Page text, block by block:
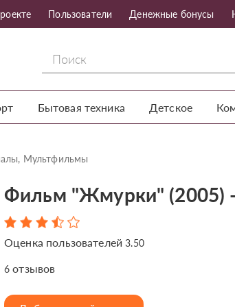
Пользователи Денежные бонусы
Бытовая техника Детское
Мультфильмы
Фильм "Жмурки" (2005)
Оценка пользователей3.50
6 отзывов